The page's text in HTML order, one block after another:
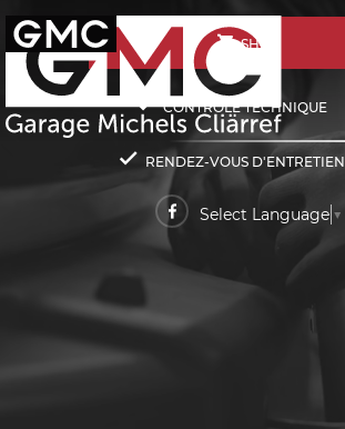
SHOP
CONTRÔLE TECHNIQUE
RENDEZ-VOUS D'ENTRETIEN
Select Language ▼